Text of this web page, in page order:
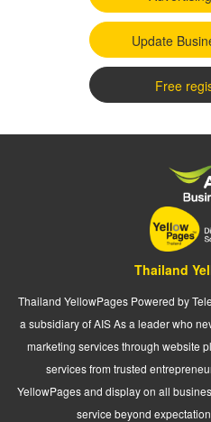
Update
Free
Thailand
Thailand YellowPages Powered by
a subsidiary of AIS As a leader who
marketing services through website
services from trusted
YellowPages and display on all
service beyond